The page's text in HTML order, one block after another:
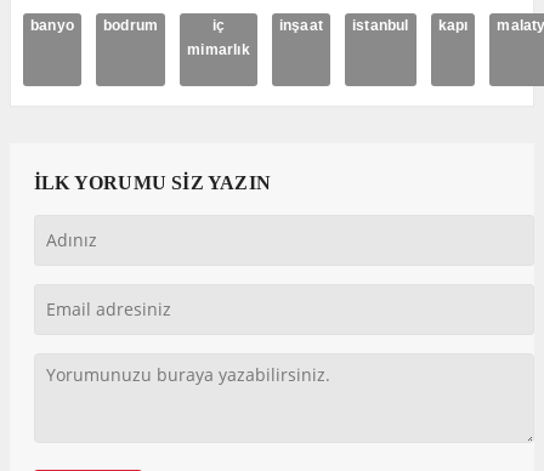
banyo bodrum
iç
mimarlık
inşaat istanbul kapı
İLK YORUMU SİZ YAZIN